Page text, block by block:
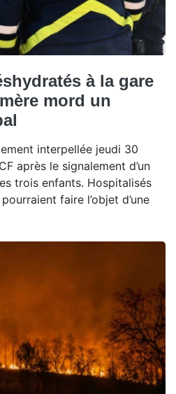
à la gare
mord un
interpellée jeudi 30
après le signalement d’un
trois enfants. Hospitalisés
faire l’objet d’une